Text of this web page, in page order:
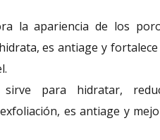
la apariencia de los
es antiage y
sirve para hidratar,
es antiage y